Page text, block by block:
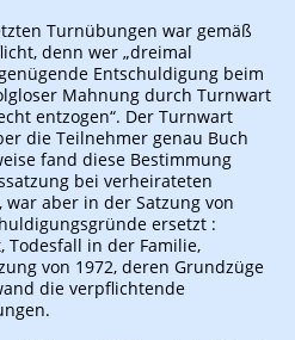
Turnübungen war gemäß
denn wer „dreimal
Entschuldigung beim
Mahnung durch Turnwart
entzogen“. Der Turnwart
die Teilnehmer genau Buch
fand diese Bestimmung
bei verheirateten
aber in der Satzung von
ersetzt :
Todesfall in der Familie,
von 1972, deren Grundzüge
die verpflichtende